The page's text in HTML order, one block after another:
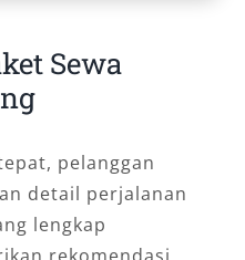
Sewa
pelanggan
detail perjalanan
lengkap